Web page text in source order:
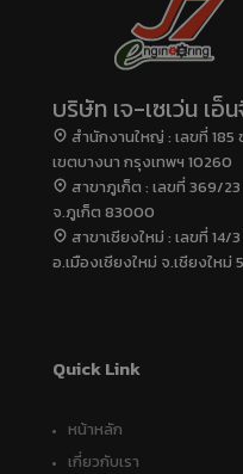
บริษัท เจ-เซเว่น เอ็
สำนักงานใหญ่ : เลขที่ 185
เขตบางนา กรุงเทพฯ 10260
สาขาภูเก็ต : เลขที่ 369/
จ.ภูเก็ต 83000
สาขาเชียงใหม่ : เลขที่
อ.เมืองเชียงใหม่ จ.เชียงใหม่
Quick Link
หน้าหลัก
เกี่ยวกับเรา